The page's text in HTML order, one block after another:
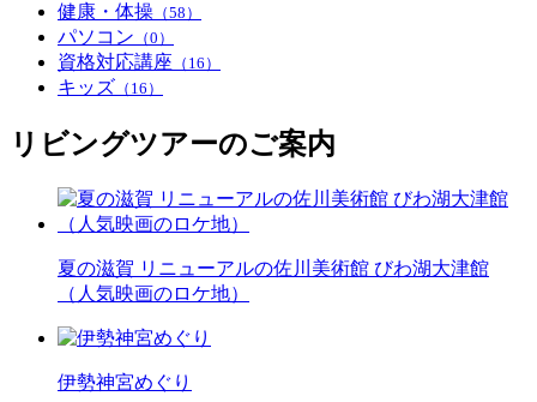
健康・体操 （58）
パソコン （0）
資格対応講座 （16）
キッズ （16）
リビングツアーのご案内
夏の滋賀 リニューアルの佐川美術館 びわ湖大津館
（人気映画のロケ地）
伊勢神宮めぐり